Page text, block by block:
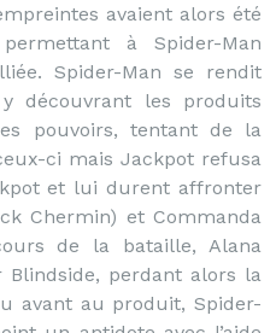
avaient alors été
à Spider-Man
Spider-Man se rendit
découvrant les produits
pouvoirs, tentant de la
ci mais Jackpot refusa
et lui durent affronter
Chermin) et Commanda
de la bataille, Alana
perdant alors la
avant au produit, Spider-